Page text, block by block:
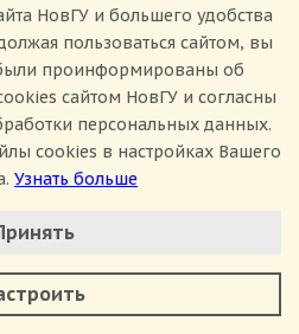
41, каб.
20-44
Сведения о доходах
НовГУ и большего удобства
пользоваться сайтом, вы
проинформированы об
сайтом НовГУ и согласны
персональных данных.
cookies в настройках Вашего
Узнать больше
Функциональные